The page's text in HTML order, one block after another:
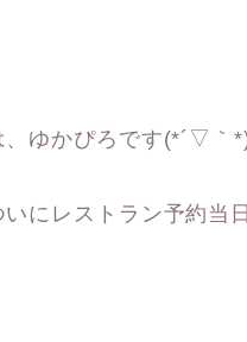
、ゆかぴろです(*´▽｀
いにレストラン予約